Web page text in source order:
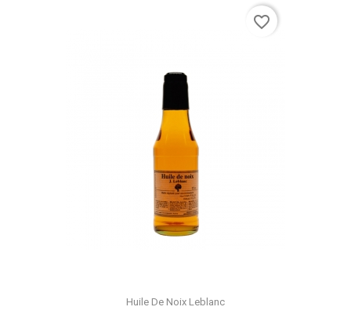
Huile De Noix Leblanc
favorite_border